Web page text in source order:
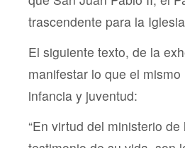
trascendente para la
El siguiente texto, de la
manifestar lo que el
infancia y juventud:
“En virtud del ministerio